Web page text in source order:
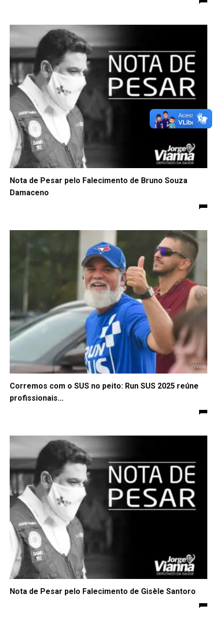
Nota de Pesar pelo Falecimento de Bruno Souza
Damaceno
Corremos com o SUS no peito: Run SUS 2025 reúne
profissionais...
Nota de Pesar pelo Falecimento de Gisèle Santoro